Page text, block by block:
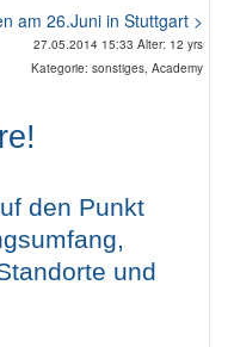
Geo-Cloud
Fotodokumentation
am 26.Juni in Stuttgart >
27.05.2014 15:33 Alter: 12 yrs
Kategorie: sonstiges, Academy
den Punkt
und